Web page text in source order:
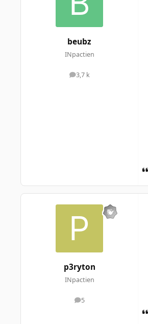
beubz
INpactien
3,7 k
messages
p3ryton
INpactien
5
messages